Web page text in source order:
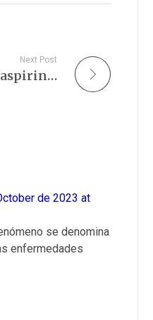
Next Post
Uso prolongado de aspirina. Aparece un nuevo riesgo.
de 2023 at
se denomina
enfermedades